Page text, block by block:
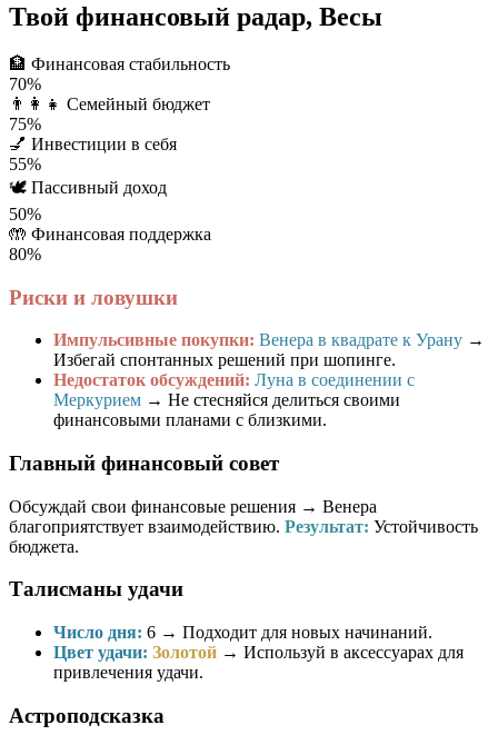
Твой финансовый радар, Весы
🏦 Финансовая стабильность
70%
👨‍👩‍👧 Семейный бюджет
75%
💅 Инвестиции в себя
55%
🕊️ Пассивный доход
50%
🤲 Финансовая поддержка
80%
Риски и ловушки
Импульсивные покупки: Венера в квадрате к Урану →
Избегай спонтанных решений при шопинге.
Недостаток обсуждений: Луна в соединении с
Меркурием → Не стесняйся делиться своими
финансовыми планами с близкими.
Главный финансовый совет
Обсуждай свои финансовые решения → Венера
благоприятствует взаимодействию. Результат: Устойчивость
бюджета.
Талисманы удачи
Число дня: 6 → Подходит для новых начинаний.
Цвет удачи: Золотой → Используй в аксессуарах для
привлечения удачи.
Астроподсказка